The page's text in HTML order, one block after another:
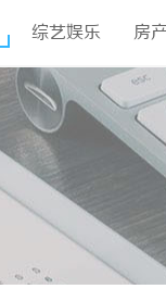
综艺娱乐 房